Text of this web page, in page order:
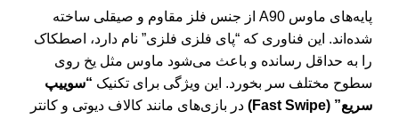
پایه‌های ماوس A90 از جنس فلز مقاوم و صیقلی ساخته
شده‌اند. این فناوری که “پای فلزی فلزی” نام دارد، اصطکاک
را به حداقل رسانده و باعث می‌شود ماوس مثل یخ روی
سطوح مختلف سر بخورد. این ویژگی برای تکنیک “سوییپ
سریع” (Fast Swipe)
در بازی‌های مانند کالاف دیوتی و کانتر